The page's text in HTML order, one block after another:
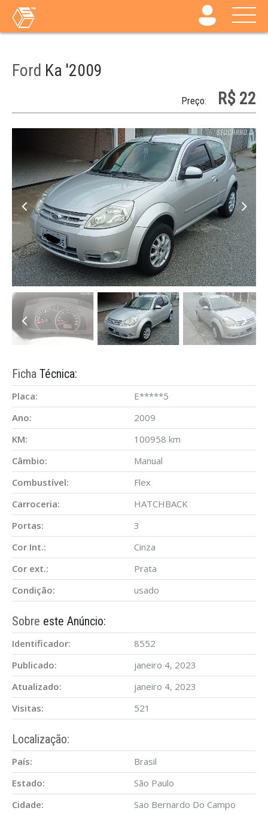
Ford Ka '2009
Preço: R$ 22
Ficha Técnica:
Placa:
E*****5
Ano:
2009
KM:
100958 km
Câmbio:
Manual
Combustível:
Flex
Carroceria:
HATCHBACK
Portas:
3
Cor Int.:
Cinza
Cor ext.:
Prata
Condição:
usado
Sobre este Anúncio:
Identificador:
8552
Publicado:
janeiro 4, 2023
Atualizado:
janeiro 4, 2023
Visitas:
521
Localização:
País:
Brasil
Estado:
São Paulo
Cidade:
Sao Bernardo Do Campo